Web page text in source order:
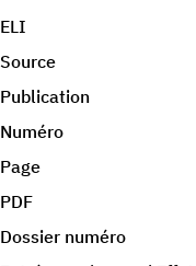
ELI
Source
Publication
Numéro
Page
PDF
Dossier numéro